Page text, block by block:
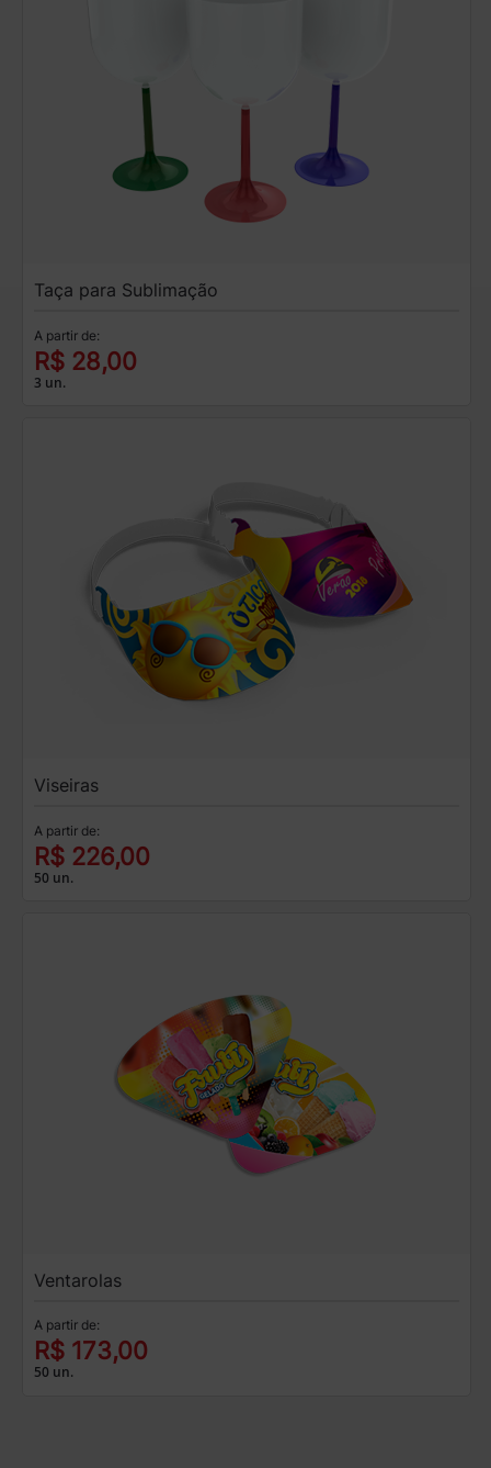
Taça para Sublimação
A partir de:
R$ 28,00
3 un.
Viseiras
A partir de:
R$ 226,00
50 un.
Ventarolas
A partir de:
R$ 173,00
50 un.